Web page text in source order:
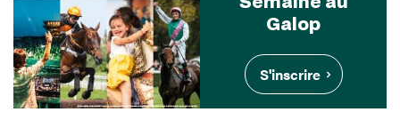
Galop
S'inscrire